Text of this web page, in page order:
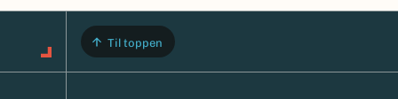
Til toppen